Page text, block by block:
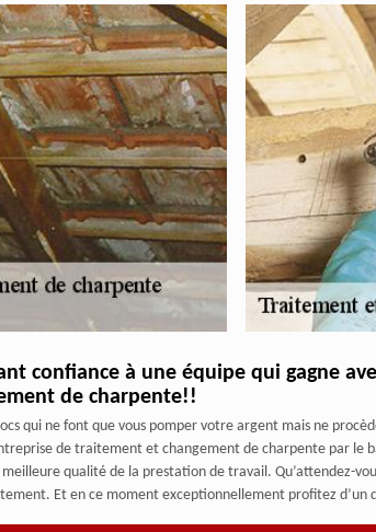
confiance à une équipe qui gagne
de charpente!!
qui ne font que vous pomper votre argent mais ne
de traitement et changement de charpente par le
qualité de la prestation de travail. Qu’attendez-
Et en ce moment exceptionnellement profitez d’un